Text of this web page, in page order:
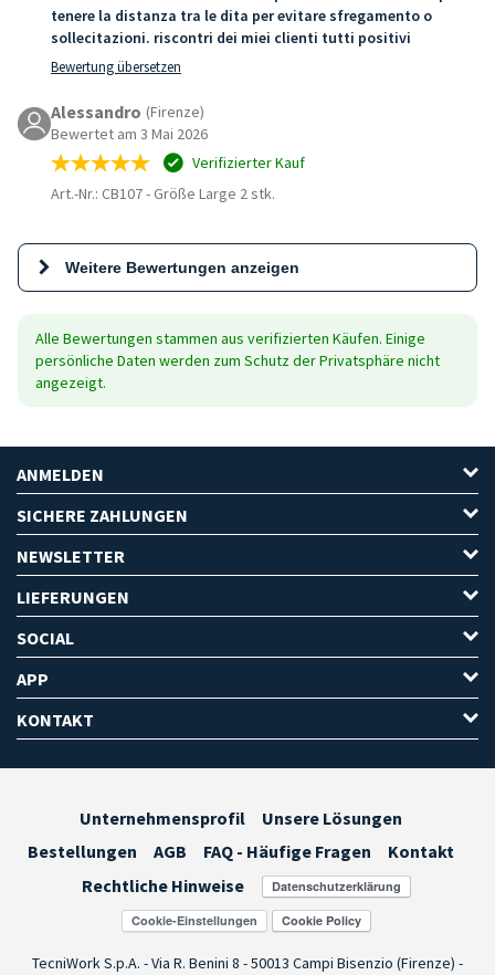
tenere la distanza tra le dita per evitare sfregamento o
sollecitazioni. riscontri dei miei clienti tutti positivi
Bewertung übersetzen
Alessandro (Firenze)
Bewertet am 3 Mai 2026
Verifizierter Kauf
Art.-Nr.: CB107- Größe Large 2 stk.
Weitere Bewertungen anzeigen
Alle Bewertungen stammen aus verifizierten Käufen. Einige
persönliche Daten werden zum Schutz der Privatsphäre nicht
angezeigt.
ANMELDEN
SICHERE ZAHLUNGEN
NEWSLETTER
LIEFERUNGEN
SOCIAL
APP
KONTAKT
Unternehmensprofil
Unsere Lösungen
Bestellungen
AGB FAQ - Häufige Fragen
Kontakt
Rechtliche Hinweise
Cookie-Einstellungen
TecniWork S.p.A. - Via R. Benini 8 - 50013 Campi Bisenzio (Firenze) -